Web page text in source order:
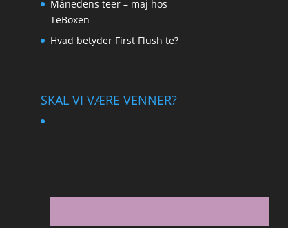
Månedens teer – maj hos
TeBoxen
Hvad betyder First Flush te?
SKAL VI VÆRE VENNER?